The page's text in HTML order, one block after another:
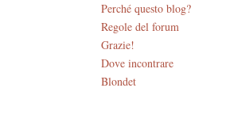
Perché questo blog?
Regole del forum
Grazie!
Dove incontrare
Blondet